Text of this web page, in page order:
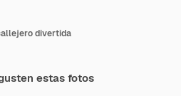
divertida
estas fotos